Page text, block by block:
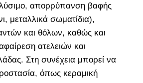
απορρύπανση βαφής
μεταλλικά σωματίδια),
και θόλων, καθώς και
ατελειών και
Στη συνέχεια μπορεί να
όπως κεραμική